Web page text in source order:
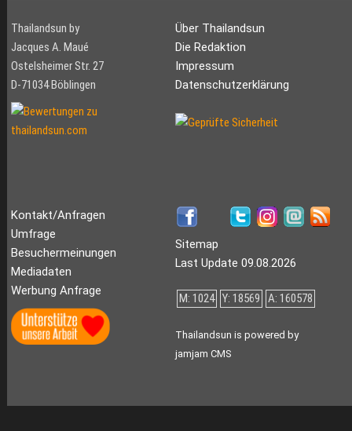
Thailandsun by
Jacques A. Maué
Ostelsheimer Str. 27
D-71034 Böblingen
Über Thailandsun
Die Redaktion
Impressum
Datenschutzerklärung
Kontakt/Anfragen
Umfrage
Besuchermeinungen
Mediadaten
Werbung Anfrage
Sitemap
Last Update 09.08.2026
M: 1024 Y: 18569 A: 160578
Thailandsun is powered by
jamjam CMS